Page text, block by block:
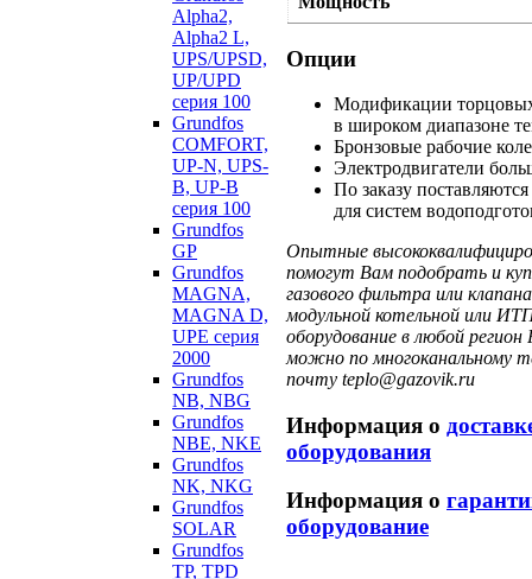
Alpha2,
Alpha2 L,
UPS/UPSD,
UP/UPD
серия 100
Grundfos
COMFORT,
UP-N, UPS-
B, UP-B
серия 100
Grundfos
GP
Grundfos
MAGNA,
MAGNA D,
UPE серия
2000
Grundfos
NB, NBG
Grundfos
NBE, NKE
Grundfos
NK, NKG
Grundfos
SOLAR
Grundfos
TP, TPD
Опции
Модификации
в широком диапазоне
Бронзовые рабочие
Электродвигатели
По заказу
для систем
Опытные
помогут Вам подобрать и
газового фильтра или
модульной котельной или
оборудование в любой
можно по многоканальному
почту teplo@gazovik.ru
Информация о
оборудования
Информация о
оборудование